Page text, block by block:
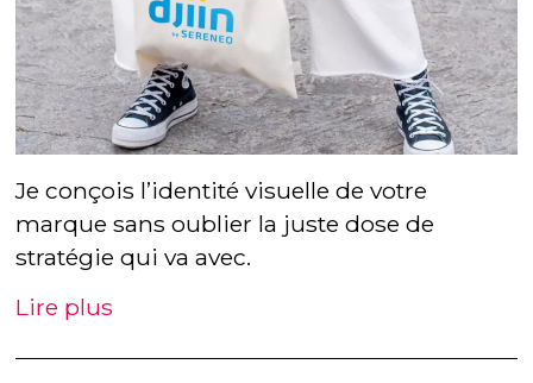
Je conçois l’identité visuelle de votre
marque sans oublier la juste dose de
stratégie qui va avec.
Lire plus